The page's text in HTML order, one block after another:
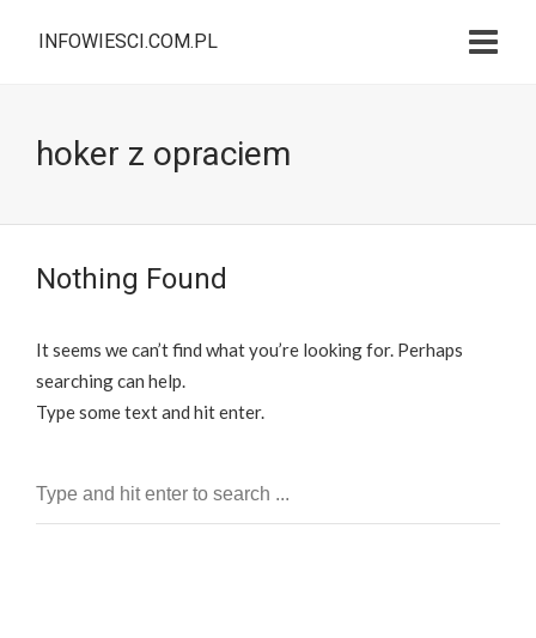
INFOWIESCI.COM.PL
hoker z opraciem
Nothing Found
It seems we can’t find what you’re looking for. Perhaps
searching can help.
Type some text and hit enter.